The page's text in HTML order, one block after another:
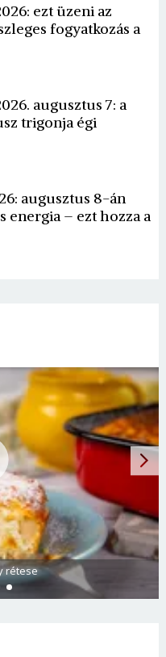
ezt üzeni az
fogyatkozás a
augusztus 7: a
trigonja égi
augusztus 8-án
energia – ezt hozza a
tejföllel töltve